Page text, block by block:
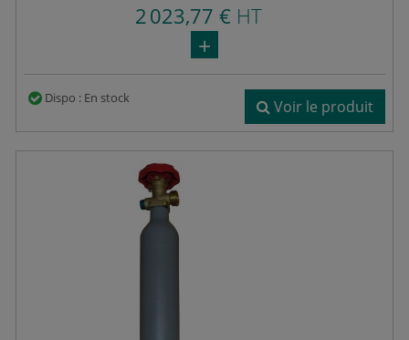
2 023,77 € HT
Dispo : En stock Voir le produit